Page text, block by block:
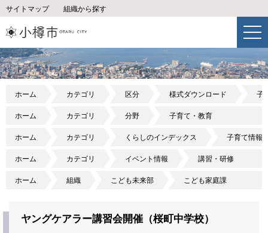
サイトマップ 組織から探す
ホーム カテゴリ 区分 様式ダウンロード 子
ホーム カテゴリ 分野 子育て・教育
ホーム カテゴリ くらしのインデックス 子育て情報
ホーム カテゴリ イベント情報 講習・研修
ホーム 組織 こども未来部 こども家庭課
ヤングケアラー講習会開催（桜町中学校）